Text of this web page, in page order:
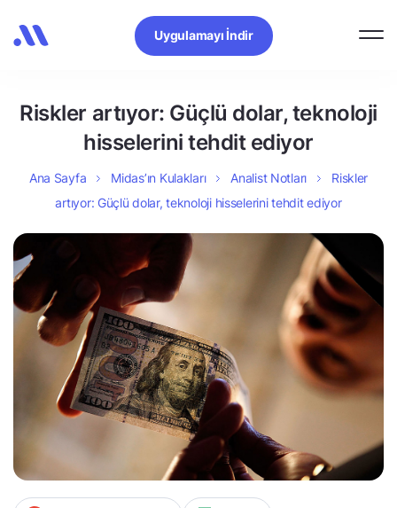
Uygulamayı İndir
Riskler artıyor: Güçlü dolar, teknoloji
hisselerini tehdit ediyor
Ana Sayfa Midas’ın Kulakları Analist Notları
Riskler
artıyor: Güçlü dolar, teknoloji hisselerini tehdit ediyor